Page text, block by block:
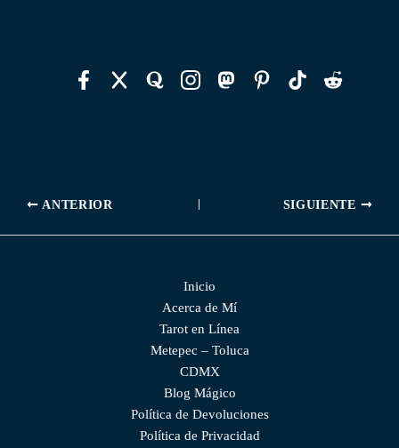
ANTERIOR SIGUIENTE
Inicio
Acerca de Mí
Tarot en Línea
Metepec – Toluca
CDMX
Blog Mágico
Política de Devoluciones
Política de Privacidad